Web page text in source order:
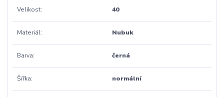
Velikost 40
Materiál Nubuk
Barva černá
Šířka normální